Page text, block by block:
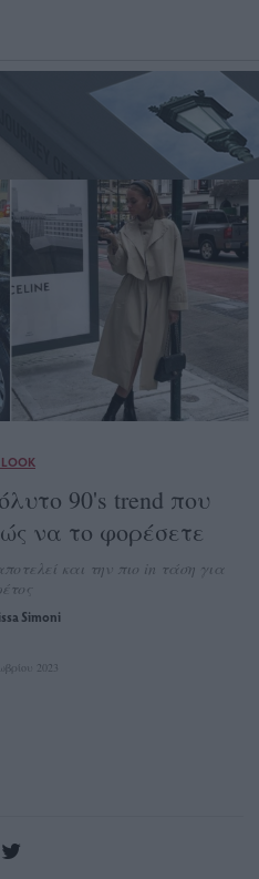
90's trend που
να το φορέσετε
και την πιο in τάση για
Simoni
2023